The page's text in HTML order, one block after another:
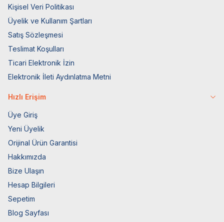
Kişisel Veri Politikası
Üyelik ve Kullanım Şartları
Satış Sözleşmesi
Teslimat Koşulları
Ticari Elektronik İzin
Elektronik İleti Aydınlatma Metni
Hızlı Erişim
Üye Giriş
Yeni Üyelik
Orijinal Ürün Garantisi
Hakkımızda
Bize Ulaşın
Hesap Bilgileri
Sepetim
Blog Sayfası